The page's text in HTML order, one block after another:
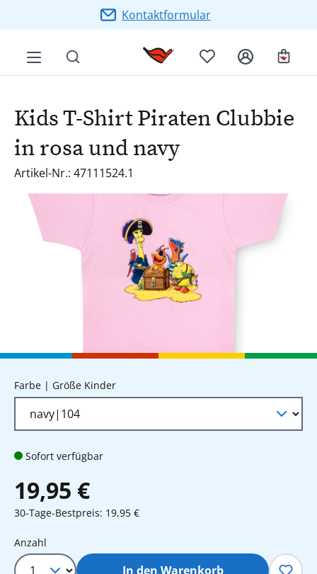
Zum Hauptinhalt springenKontaktformular
Kids T-Shirt Piraten Clubbie
in rosa und navy
Artikel-Nr.: 47111524.1
Bildergalerie überspringen
Farbe | Größe Kinderauswählen
Sofort verfügbar
19,95 €
30-Tage-Bestpreis: 19,95 €
Produkt Anzahl: Gib den
Anzahl
In den Warenkorb